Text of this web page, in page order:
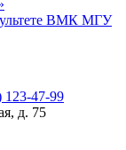
ВМК МГУ
123-47-99
д. 75